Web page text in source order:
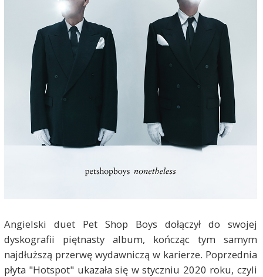
Angielski duet Pet Shop Boys dołączył do swojej
dyskografii piętnasty album, kończąc tym samym
najdłuższą przerwę wydawniczą w karierze. Poprzednia
płyta "Hotspot" ukazała się w styczniu 2020 roku, czyli